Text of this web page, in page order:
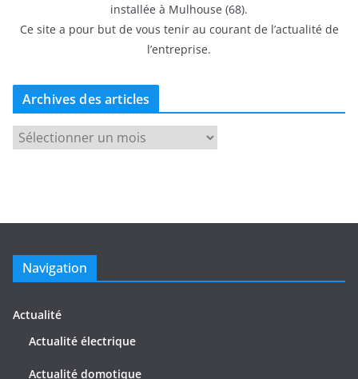
a
s
installée à Mulhouse (68).
Ce site a pour but de vous tenir au courant de l’actualité de
l’entreprise.
Archives des articles
r
e
e
Navigation
Actualité
Actualité électrique
Actualité domotique